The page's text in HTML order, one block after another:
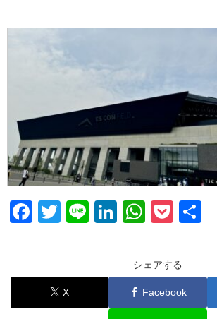
F
e
b
T
er
Li
Li
e
dI
W
at
s
A
P
ck
et
シェアする
X Facebook